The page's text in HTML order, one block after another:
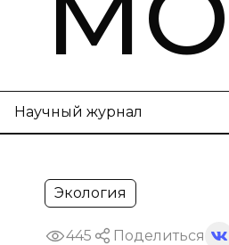
Научный журнал
Экология
445 Поделиться